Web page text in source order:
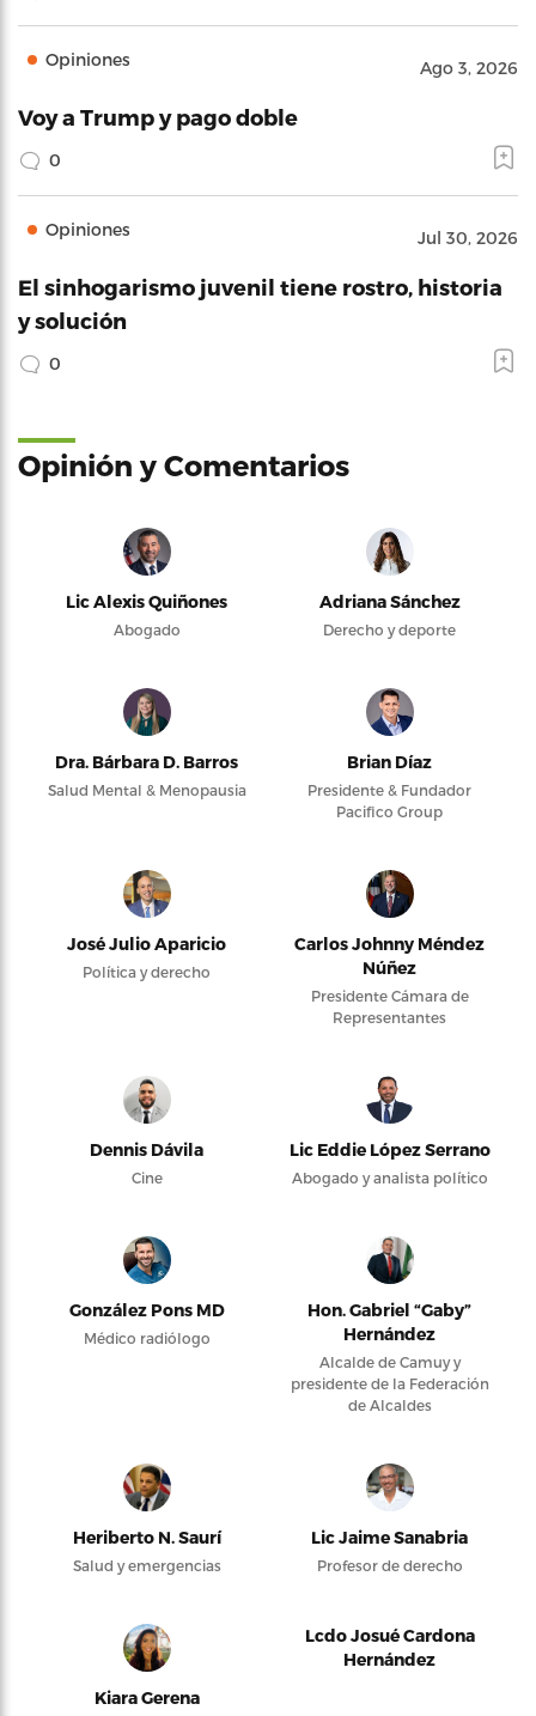
Opiniones Ago 3, 2026
Voy a Trump y pago doble
0
Opiniones Jul 30, 2026
El sinhogarismo juvenil tiene rostro, historia
y solución
0
Opinión y Comentarios
Lic Alexis Quiñones
Abogado
Adriana Sánchez
Derecho y deporte
Dra. Bárbara D. Barros
Salud Mental & Menopausia
Brian Díaz
Presidente & Fundador
Pacifico Group
José Julio Aparicio
Política y derecho
Carlos Johnny Méndez
Núñez
Presidente Cámara de
Representantes
Dennis Dávila
Cine
Lic Eddie López Serrano
Abogado y analista político
González Pons MD
Médico radiólogo
Hon. Gabriel “Gaby”
Hernández
Alcalde de Camuy y
presidente de la Federación
de Alcaldes
Heriberto N. Saurí
Salud y emergencias
Lic Jaime Sanabria
Profesor de derecho
Kiara Gerena
Lcdo Josué Cardona
Hernández